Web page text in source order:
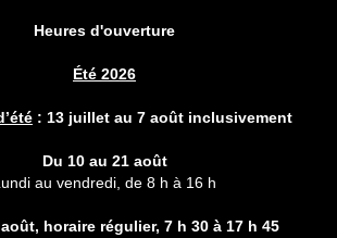
Lundi au vendredi, de 8 h à 16 h